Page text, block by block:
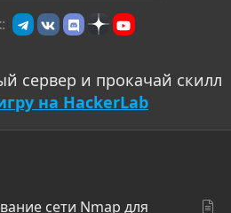
сервер и прокачай скилл
на HackerLab
сети Nmap для